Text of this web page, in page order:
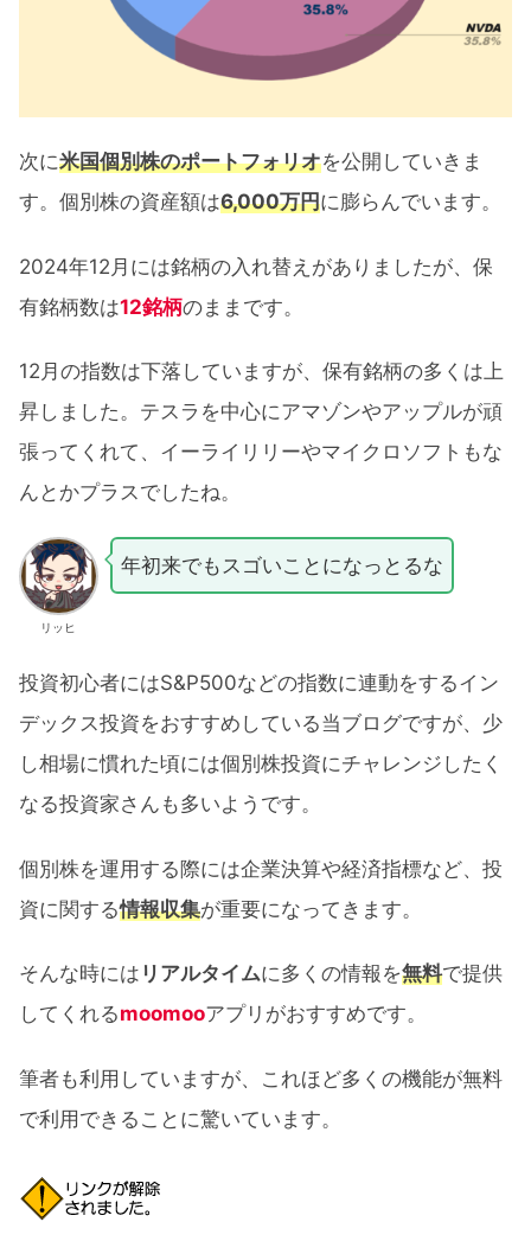
次に米国個別株のポートフォリオを公開していきま
す。個別株の資産額は6,000万円に膨らんでいます。
2024年12月には銘柄の入れ替えがありましたが、保
有銘柄数は12銘柄のままです。
12月の指数は下落していますが、保有銘柄の多くは上
昇しました。テスラを中心にアマゾンやアップルが頑
張ってくれて、イーライリリーやマイクロソフトもな
んとかプラスでしたね。
リッヒ
年初来でもスゴいことになっとるな
投資初心者にはS&P500などの指数に連動をするイン
デックス投資をおすすめしている当ブログですが、少
し相場に慣れた頃には個別株投資にチャレンジしたく
なる投資家さんも多いようです。
個別株を運用する際には企業決算や経済指標など、投
資に関する情報収集が重要になってきます。
そんな時には リアルタイムに多くの情報を無料で提供
してくれるmoomooアプリがおすすめです。
筆者も利用していますが、これほど多くの機能が無料
で利用できることに驚いています。